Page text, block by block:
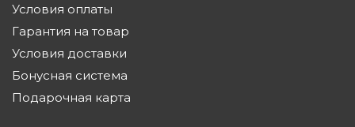
Условия оплаты
Гарантия на товар
Условия доставки
Бонусная система
Подарочная карта